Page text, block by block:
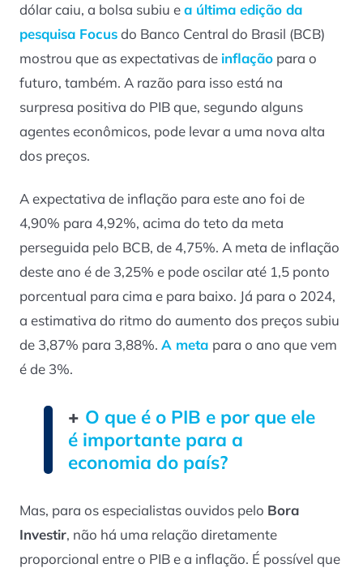
dólar caiu, a bolsa subiu ea última edição da
pesquisa Focusdo Banco Central do Brasil (BCB)
mostrou que as expectativas de inflação para o
futuro, também. A razão para isso está na
surpresa positiva do PIB que, segundo alguns
agentes econômicos, pode levar a uma nova alta
dos preços.
A expectativa de inflação para este ano foi de
4,90% para 4,92%, acima do teto da meta
perseguida pelo BCB, de 4,75%. A meta de inflação
deste ano é de 3,25% e pode oscilar até 1,5 ponto
porcentual para cima e para baixo. Já para o 2024,
a estimativa do ritmo do aumento dos preços subiu
de 3,87% para 3,88%. A meta para o ano que vem
é de 3%.
+ O que é o PIB e por que ele
é importante para a
economia do país?
Mas, para os especialistas ouvidos pelo Bora
Investir, não há uma relação diretamente
proporcional entre o PIB e a inflação. É possível que